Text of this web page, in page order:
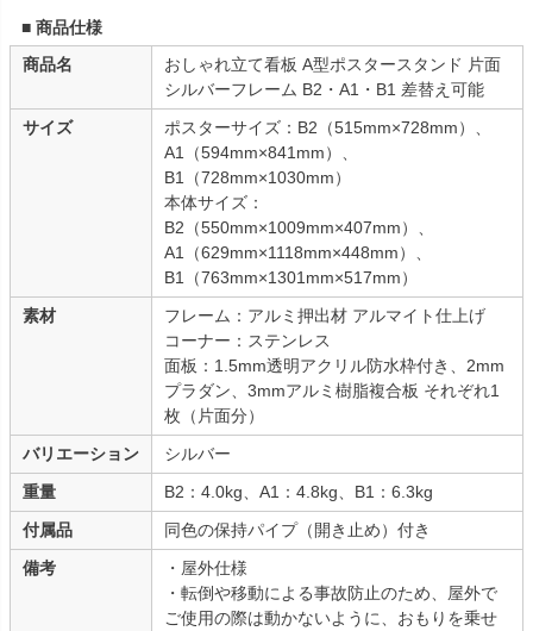
■ 商品仕様
商品名
おしゃれ立て看板 A型ポスタースタンド 片面
シルバーフレーム B2・A1・B1 差替え可能
サイズ
ポスターサイズ：B2（515mm×728mm）、
A1（594mm×841mm）、
B1（728mm×1030mm）
本体サイズ：
B2（550mm×1009mm×407mm）、
A1（629mm×1118mm×448mm）、
B1（763mm×1301mm×517mm）
素材
フレーム：アルミ押出材 アルマイト仕上げ
コーナー：ステンレス
面板：1.5mm透明アクリル防水枠付き、2mm
プラダン、3mmアルミ樹脂複合板 それぞれ1
枚（片面分）
バリエーション
シルバー
重量
B2：4.0kg、A1：4.8kg、B1：6.3kg
付属品
同色の保持パイプ（開き止め）付き
備考
・屋外仕様
・転倒や移動による事故防止のため、屋外で
ご使用の際は動かないように、おもりを乗せ